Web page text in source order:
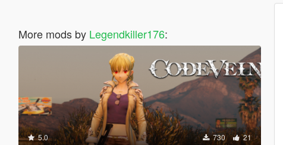
More mods by Legendkiller176:
5.0 730 21